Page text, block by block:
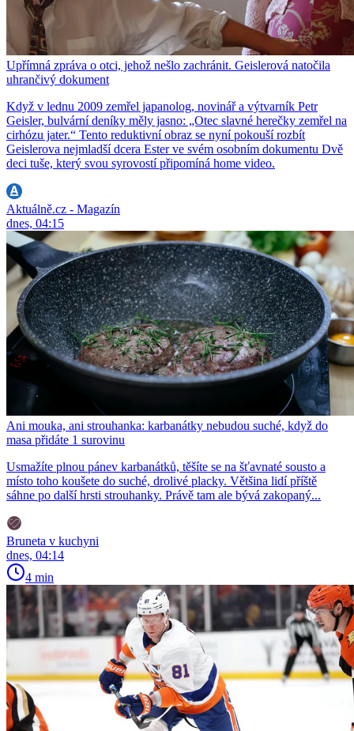
Upřímná zpráva o otci, jehož nešlo zachránit. Geislerová natočila
uhrančivý dokument
Když v lednu 2009 zemřel japanolog, novinář a výtvarník Petr
Geisler, bulvární deníky měly jasno: „Otec slavné herečky zemřel na
cirhózu jater.“ Tento reduktivní obraz se nyní pokouší rozbít
Geislerova nejmladší dcera Ester ve svém osobním dokumentu Dvě
deci tuše, který svou syrovostí připomíná home video.
Aktuálně.cz - Magazín
dnes, 04:15
Ani mouka, ani strouhanka: karbanátky nebudou suché, když do
masa přidáte 1 surovinu
Usmažíte plnou pánev karbanátků, těšíte se na šťavnaté sousto a
místo toho koušete do suché, drolivé placky. Většina lidí příště
sáhne po další hrsti strouhanky. Právě tam ale bývá zakopaný...
Bruneta v kuchyni
dnes, 04:14
4 min